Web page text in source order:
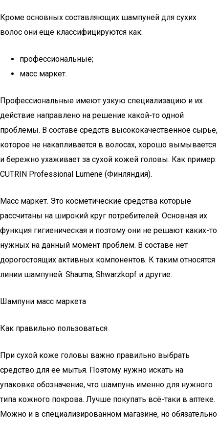
Кроме основных составляющих шампуней для сухих
волос они ещё классифицируются как:
профессиональные;
масс маркет.
Профессиональные имеют узкую специализацию и их
действие направлено на решение какой-то одной
проблемы. В составе средств высококачественное сырье,
которое не накапливается в волосах, хорошо вымывается
и бережно ухаживает за сухой кожей головы. Как пример:
CUTRIN Professional Lumene (Финляндия).
Масс маркет. Это косметические средства которые
рассчитаны на широкий круг потребителей. Основная их
функция гигиеническая и поэтому они не решают каких-то
нужных на данный момент проблем. В составе нет
дорогостоящих активных компонентов. К таким относятся
линии шампуней: Shauma, Shwarzkopf и другие.
Шампуни масс маркета
Как правильно пользоваться
При сухой коже головы важно правильно выбрать
средство для её мытья. Поэтому нужно искать на
упаковке обозначение, что шампунь именно для нужного
типа кожного покрова. Лучше покупать всё-таки в аптеке.
Можно и в специализированном магазине, но обязательно